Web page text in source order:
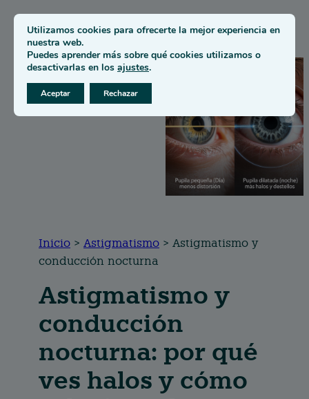
Inicio > Astigmatismo > Astigmatismo y
conducción nocturna
Astigmatismo y
conducción
nocturna: por qué
ves halos y cómo
Utilizamos cookies para ofrecerte la mejor experiencia en
nuestra web.
Puedes aprender más sobre qué cookies utilizamos o
desactivarlas en los ajustes.
Aceptar Rechazar